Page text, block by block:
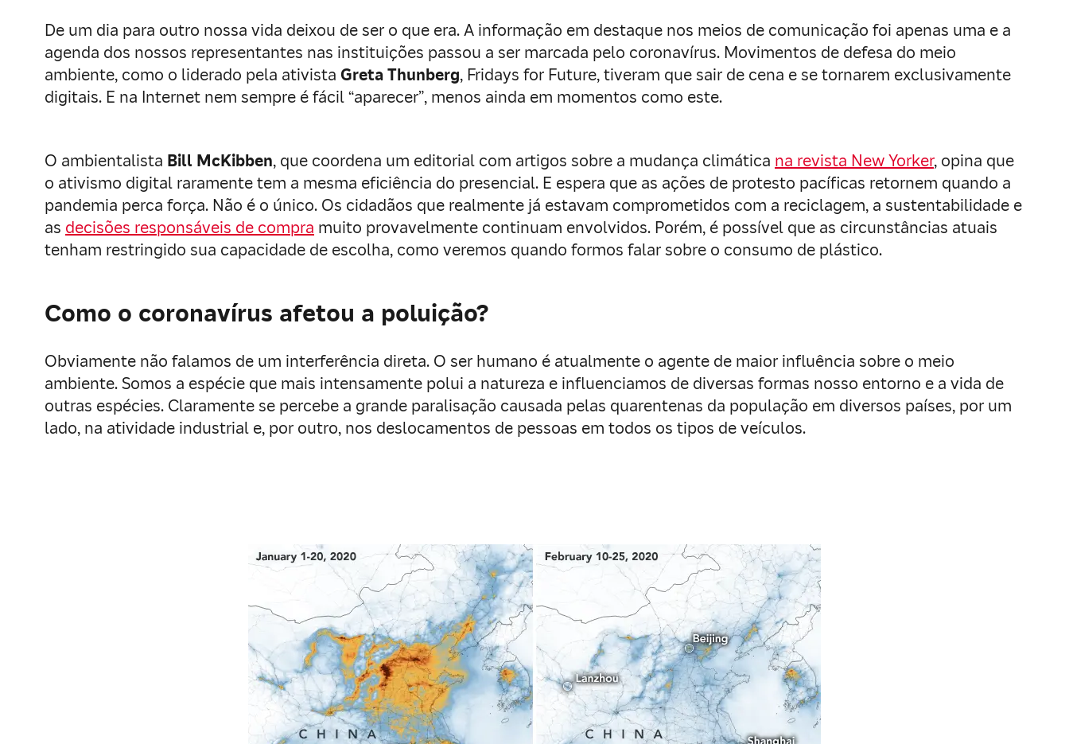
De um dia para outro nossa vida deixou de ser o que era. A informação em destaque nos meios de comunicação foi apenas uma e a
agenda dos nossos representantes nas instituições passou a ser marcada pelo coronavírus. Movimentos de defesa do meio
ambiente, como o liderado pela ativista Greta Thunberg, Fridays for Future, tiveram que sair de cena e se tornarem exclusivamente
digitais. E na Internet nem sempre é fácil “aparecer”, menos ainda em momentos como este.
O ambientalista Bill McKibben, que coordena um editorial com artigos sobre a mudança climática na revista New Yorker, opina que
o ativismo digital raramente tem a mesma eficiência do presencial. E espera que as ações de protesto pacíficas retornem quando a
pandemia perca força. Não é o único. Os cidadãos que realmente já estavam comprometidos com a reciclagem, a sustentabilidade e
as decisões responsáveis de compra muito provavelmente continuam envolvidos. Porém, é possível que as circunstâncias atuais
tenham restringido sua capacidade de escolha, como veremos quando formos falar sobre o consumo de plástico.
Como o coronavírus afetou a poluição?
Obviamente não falamos de um interferência direta. O ser humano é atualmente o agente de maior influência sobre o meio
ambiente. Somos a espécie que mais intensamente polui a natureza e influenciamos de diversas formas nosso entorno e a vida de
outras espécies. Claramente se percebe a grande paralisação causada pelas quarentenas da população em diversos países, por um
lado, na atividade industrial e, por outro, nos deslocamentos de pessoas em todos os tipos de veículos.